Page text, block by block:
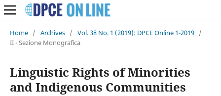
Home / Archives / Vol. 38 No. 1 (2019): DPCE Online 1-2019 /
II - Sezione Monografica
Linguistic Rights of Minorities
and Indigenous Communities